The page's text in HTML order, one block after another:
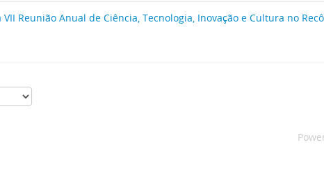
VII Reunião Anual de Ciência, Tecnologia, Inovação e Cultura no